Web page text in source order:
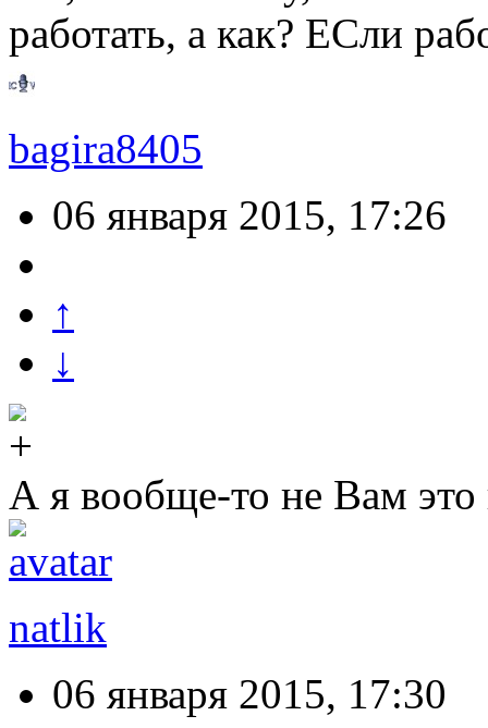
работать, а как? ЕСли
bagira8405
06 января 2015, 17:26
↑
↓
А я вообще-то не Вам это
natlik
06 января 2015, 17:30